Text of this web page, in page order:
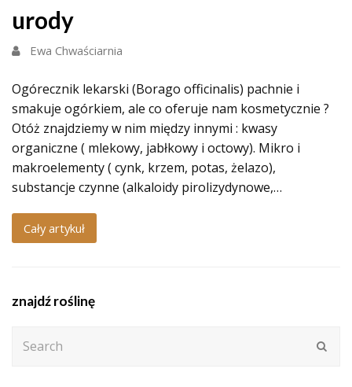
urody
Ewa Chwaściarnia
Ogórecznik lekarski (Borago officinalis) pachnie i
smakuje ogórkiem, ale co oferuje nam kosmetycznie ?
Otóż znajdziemy w nim między innymi : kwasy
organiczne ( mlekowy, jabłkowy i octowy). Mikro i
makroelementy ( cynk, krzem, potas, żelazo),
substancje czynne (alkaloidy pirolizydynowe,…
Cały artykuł
znajdź roślinę